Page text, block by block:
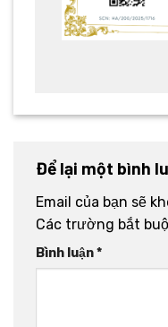
Để lại một bình
Email của bạn sẽ
Các trường bắt
Bình luận*